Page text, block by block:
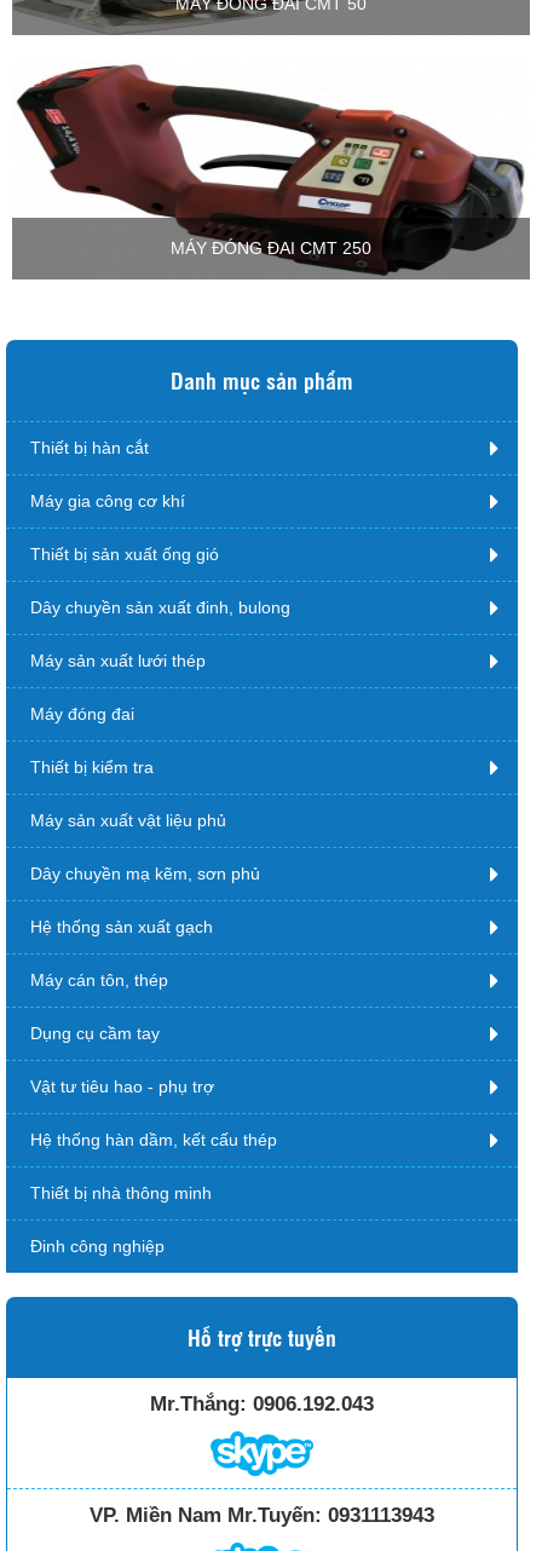
MÁY ĐÓNG ĐAI CMT 250
Danh mục sản phẩm
Thiết bị hàn cắt
Máy gia công cơ khí
Thiết bị sản xuất ống gió
Dây chuyền sản xuất đinh, bulong
Máy sản xuất lưới thép
Máy đóng đai
Thiết bị kiểm tra
Máy sản xuất vật liệu phủ
Dây chuyền mạ kẽm, sơn phủ
Hệ thống sản xuất gạch
Máy cán tôn, thép
Dụng cụ cầm tay
Vật tư tiêu hao - phụ trợ
Hệ thống hàn dầm, kết cấu thép
Thiết bị nhà thông minh
Đinh công nghiệp
Hỗ trợ trực tuyến
Mr.Thắng: 0906.192.043
VP. Miền Nam Mr.Tuyến: 0931113943